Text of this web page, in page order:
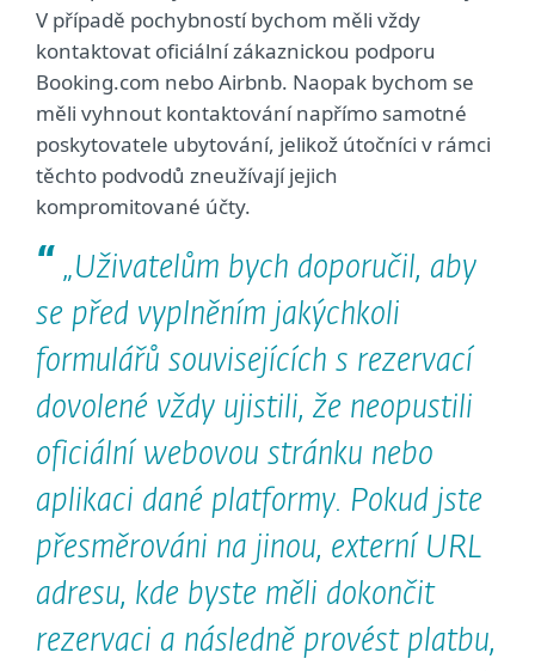
V případě pochybností bychom měli vždy
kontaktovat oficiální zákaznickou podporu
Booking.com nebo Airbnb. Naopak bychom se
měli vyhnout kontaktování napřímo samotné
poskytovatele ubytování, jelikož útočníci v rámci
těchto podvodů zneužívají jejich
kompromitované účty.
„Uživatelům bych doporučil, aby
se před vyplněním jakýchkoli
formulářů souvisejících s rezervací
dovolené vždy ujistili, že neopustili
oficiální webovou stránku nebo
aplikaci dané platformy. Pokud jste
přesměrováni na jinou, externí URL
adresu, kde byste měli dokončit
rezervaci a následně provést platbu,